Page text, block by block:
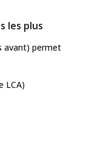
les plus
avant) permet
LCA)